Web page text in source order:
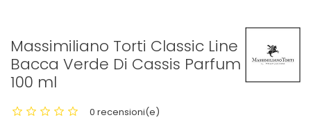
Massimiliano Torti Classic Line
Bacca Verde Di Cassis Parfum
100 ml
0 recensioni(e)